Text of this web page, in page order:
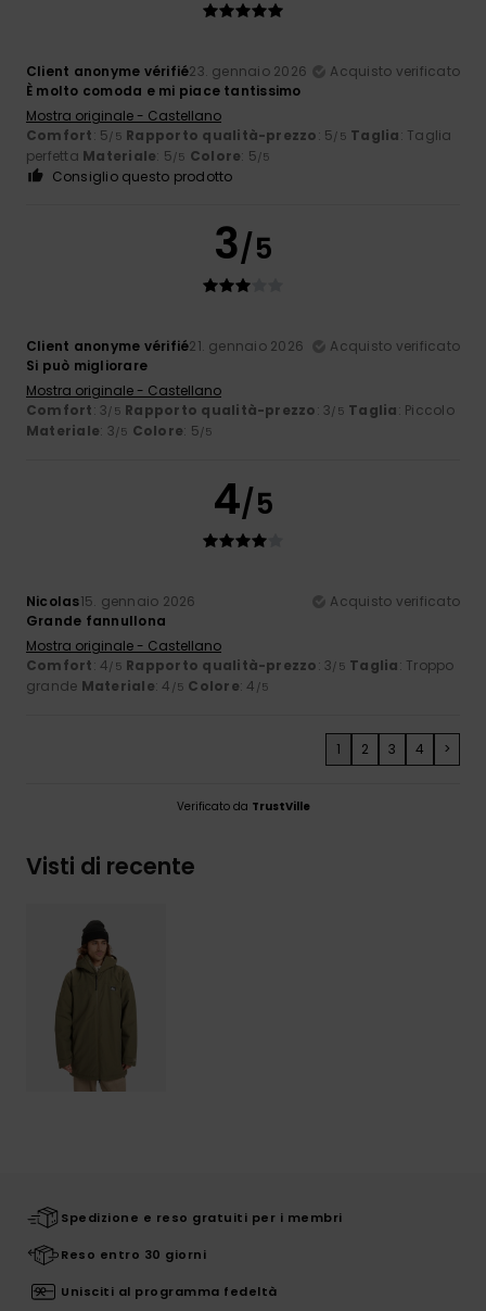
Client anonyme vérifié23. gennaio 2026
Acquisto verificato
È molto comoda e mi piace tantissimo
Mostra originale - Castellano
Comfort: 5/5 Rapporto qualità-prezzo: 5/5 Taglia: Taglia
perfetta Materiale: 5/5 Colore: 5/5
Consiglio questo prodotto
3/5
Client anonyme vérifié21. gennaio 2026
Acquisto verificato
Si può migliorare
Mostra originale - Castellano
Comfort: 3/5 Rapporto qualità-prezzo: 3/5 Taglia: Piccolo
Materiale: 3/5 Colore: 5/5
4/5
Nicolas15. gennaio 2026
Acquisto verificato
Grande fannullona
Mostra originale - Castellano
Comfort: 4/5 Rapporto qualità-prezzo: 3/5 Taglia: Troppo
grande Materiale: 4 /5 Colore: 4 /5
1 2 3 4 >
Verificato da TrustVille
Visti di recente
Spedizione e reso gratuiti per i membri
Reso entro 30 giorni
Unisciti al programma fedeltà